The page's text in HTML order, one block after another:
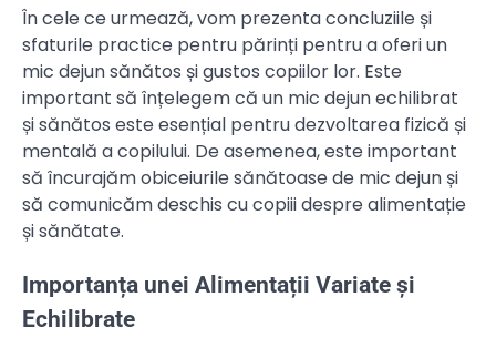
În cele ce urmează, vom prezenta concluziile și
sfaturile practice pentru părinți pentru a oferi un
mic dejun sănătos și gustos copiilor lor. Este
important să înțelegem că un mic dejun echilibrat
și sănătos este esențial pentru dezvoltarea fizică și
mentală a copilului. De asemenea, este important
să încurajăm obiceiurile sănătoase de mic dejun și
să comunicăm deschis cu copiii despre alimentație
și sănătate.
Importanța unei Alimentații Variate și
Echilibrate